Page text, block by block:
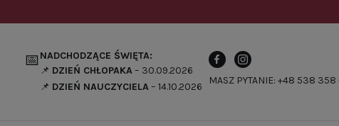
📅NADCHODZĄCE ŚWIĘTA:
📌 DZIEŃ CHŁOPAKA– 30.09.2026
📌 DZIEŃ NAUCZYCIELA– 14.10.2026
MASZ PYTANIE: +48 538 358